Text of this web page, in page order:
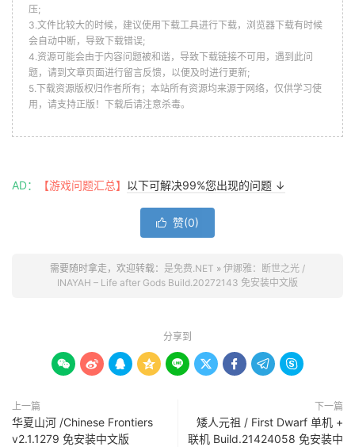
压;
3.文件比较大的时候，建议使用下载工具进行下载，浏览器下载有时候
会自动中断，导致下载错误;
4.资源可能会由于内容问题被和谐，导致下载链接不可用，遇到此问
题，请到文章页面进行留言反馈，以便及时进行更新;
5.下载资源版权归作者所有；本站所有资源均来源于网络，仅供学习使
用，请支持正版！下载后请注意杀毒。
AD： 【游戏问题汇总】 以下可解决99%您出现的问题 ↓
 赞(0)
需要随时拿走，欢迎转载： 是免费.NET » 伊娜雅：断世之光 /
INAYAH – Life after Gods Build.20272143 免安装中文版
分享到
        
上一篇
华夏山河 /Chinese Frontiers
v2.1.1279 免安装中文版
下一篇
矮人元祖 / First Dwarf 单机 +
联机 Build.21424058 免安装中